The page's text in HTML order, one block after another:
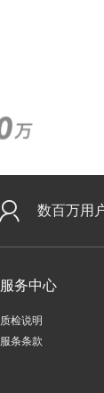
数百万用
服务中心
质检说明
服条条款